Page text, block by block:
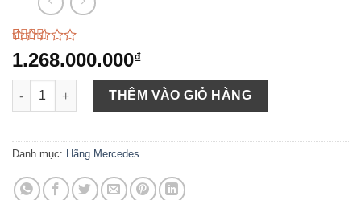
2.60
trên 5
dựa
45
1.268.000.000₫
Mercedes GLA 250 sản xuất 2015 số lượng
THÊM VÀO GIỎ HÀNG
Danh mục: Hãng Mercedes